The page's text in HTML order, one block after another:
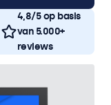
4,8/5 op basis
van 5.000+
reviews